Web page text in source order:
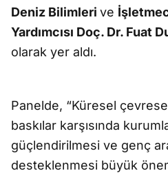
Deniz Bilimleri ve
Yardımcısı Doç. Dr. Fuat
olarak yer aldı.
Panelde, “Küresel
baskılar karşısında
güçlendirilmesi ve genç
desteklenmesi büyük